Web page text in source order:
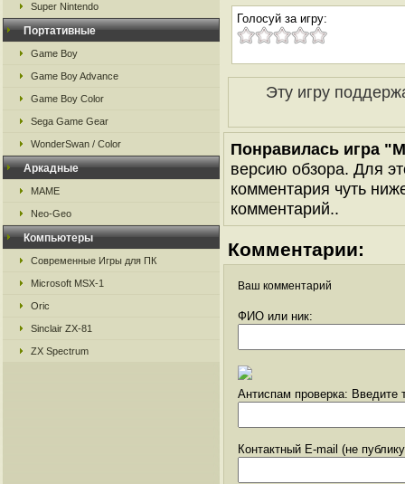
Super Nintendo
Портативные
Game Boy
Game Boy Advance
Game Boy Color
Sega Game Gear
WonderSwan / Color
Аркадные
MAME
Neo-Geo
Компьютеры
Современные Игры для ПК
Microsoft MSX-1
Oric
Sinclair ZX-81
ZX Spectrum
Голосуй за игру:
Эту игру
Понравилась игра
версию обзора. Для
комментария чуть
комментарий..
Комментарии:
Ваш комментарий
ФИО или ник:
Антиспам проверка: Введите
Контактный E-mail (не